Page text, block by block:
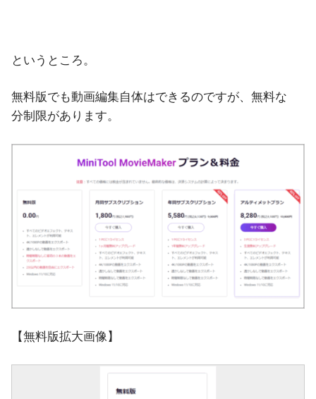
というところ。
無料版でも動画編集自体はできるのですが、無料な
分制限があります。
【無料版拡大画像】